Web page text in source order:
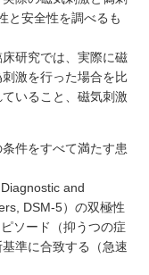
と安全性を調べるも
研究では、実際に磁
激を行った場合を比
いること、磁気刺激
件をすべて満たす患
and
DSM-5）の双極性
ソード（抑うつの症
準に合致する（急速